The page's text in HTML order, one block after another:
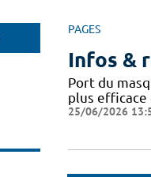
PAGES
Infos &
Port du
plus
25/06/2026